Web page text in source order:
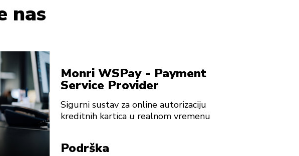
nas
Monri WSPay - Payment
Service Provider
Sigurni sustav za online autorizaciju
kreditnih kartica u realnom vremenu
Podrška